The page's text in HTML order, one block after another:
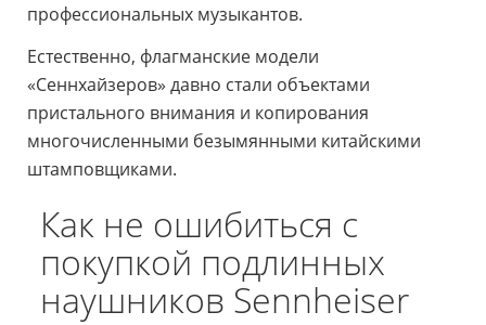
профессиональных музыкантов.
Естественно, флагманские модели
«Сеннхайзеров» давно стали объектами
пристального внимания и копирования
многочисленными безымянными китайскими
штамповщиками.
Как не ошибиться с
покупкой подлинных
наушников Sennheiser